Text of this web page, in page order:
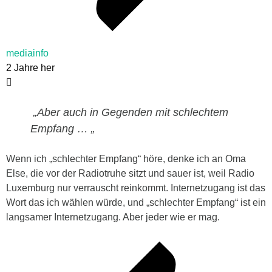
mediainfo
2 Jahre her
„Aber auch in Gegenden mit schlechtem
Empfang … „
Wenn ich „schlechter Empfang“ höre, denke ich an Oma
Else, die vor der Radiotruhe sitzt und sauer ist, weil Radio
Luxemburg nur verrauscht reinkommt. Internetzugang ist das
Wort das ich wählen würde, und „schlechter Empfang“ ist ein
langsamer Internetzugang. Aber jeder wie er mag.